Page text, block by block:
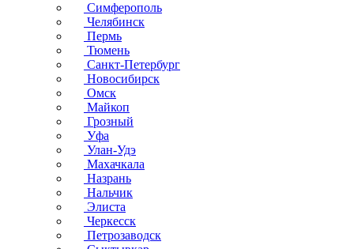
Симферополь
Челябинск
Пермь
Тюмень
Санкт-Петербург
Новосибирск
Омск
Майкоп
Грозный
Уфа
Улан-Удэ
Махачкала
Назрань
Нальчик
Элиста
Черкесск
Петрозаводск